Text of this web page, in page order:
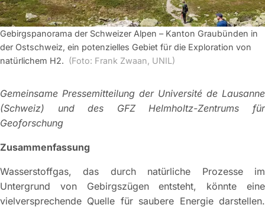
Gebirgspanorama der Schweizer Alpen – Kanton Graubünden in
der Ostschweiz, ein potenzielles Gebiet für die Exploration von
natürlichem H2. (Foto: Frank Zwaan, UNIL)
vorherige Folie
Gemeinsame Pressemitteilung der Université de Lausanne
(Schweiz) und des GFZ Helmholtz-Zentrums für
Geoforschung
Zusammenfassung
Wasserstoffgas, das durch natürliche Prozesse im
Untergrund von Gebirgszügen entsteht, könnte eine
vielversprechende Quelle für saubere Energie darstellen.